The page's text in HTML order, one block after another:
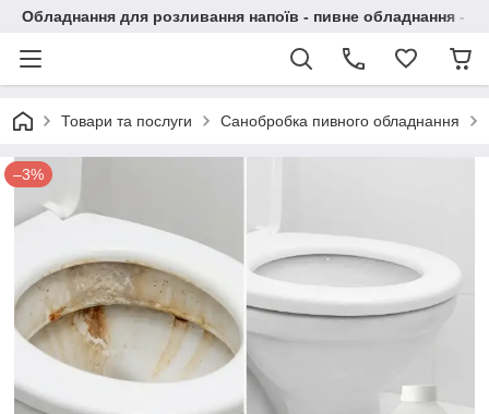
Обладнання для розливання напоїв - пивне обладнання - в
Товари та послуги Санобробка пивного обладнання
–3%